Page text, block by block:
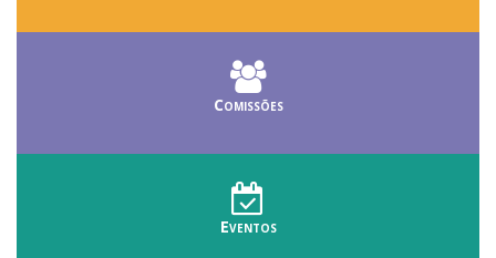
Comissões
Eventos